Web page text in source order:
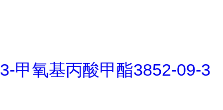
3-甲氧基丙酸甲酯3852-09-3